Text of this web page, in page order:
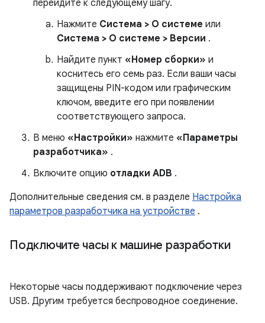
перейдите к следующему шагу.
Нажмите Система > О системе или
Система > О системе > Версии .
Найдите пункт «Номер сборки» и
коснитесь его семь раз. Если ваши часы
защищены PIN-кодом или графическим
ключом, введите его при появлении
соответствующего запроса.
В меню «Настройки» нажмите «Параметры
разработчика» .
Включите опцию отладки ADB .
Дополнительные сведения см. в разделе Настройка
параметров разработчика на устройстве .
Подключите часы к машине разработки
Некоторые часы поддерживают подключение через
USB. Другим требуется беспроводное соединение.